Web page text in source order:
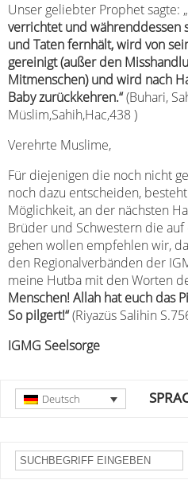
Unser geliebter Prophet sagte: „
verrichtet und währenddessen
und Taten fernhält, wird von
gereinigt (außer den
Mitmenschen) und wird nach
Baby zurückkehren.“(Buhari,
Müslim,Sahih,Hac,438 )
Verehrte Muslime,
Für diejenigen die noch nicht
noch dazu entscheiden,
Möglichkeit, an der nächsten
Brüder und Schwestern die auf
gehen wollen empfehlen wir,
den Regionalverbänden der
meine Hutba mit den Worten
Menschen! Allah hat euch das
So pilgert!“(Riyazüs Salihin
IGMG Seelsorge
Deutsch